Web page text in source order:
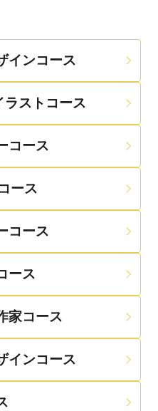
インコース
ラストコース
コース
ース
コース
ース
家コース
インコース